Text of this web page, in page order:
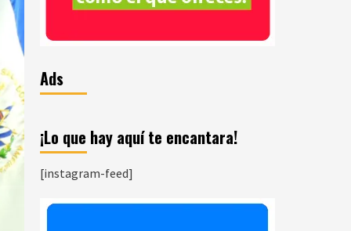
Ads
¡Lo que hay aquí te encantara!
[instagram-feed]